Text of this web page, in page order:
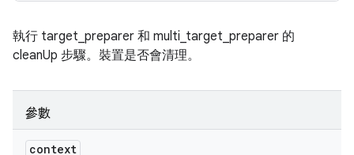
執行 target_preparer 和 multi_target_preparer 的
cleanUp 步驟。裝置是否會清理。
參數
context